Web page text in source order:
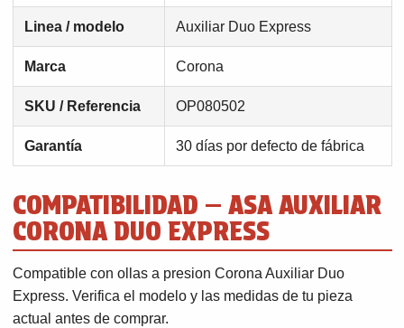
Linea / modelo Auxiliar Duo Express
Marca Corona
SKU / Referencia OP080502
Garantía 30 días por defecto de fábrica
COMPATIBILIDAD — ASA AUXILIAR
CORONA DUO EXPRESS
Compatible con ollas a presion Corona Auxiliar Duo
Express. Verifica el modelo y las medidas de tu pieza
actual antes de comprar.